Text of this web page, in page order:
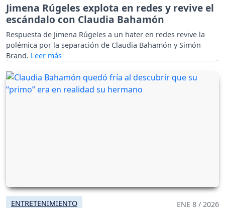
Jimena Rúgeles explota en redes y revive el
escándalo con Claudia Bahamón
Respuesta de Jimena Rúgeles a un hater en redes revive la
polémica por la separación de Claudia Bahamón y Simón
Brand.
ENTRETENIMIENTO ENE 8 / 2026